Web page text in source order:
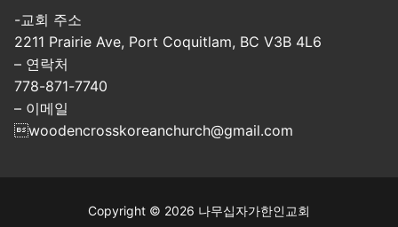
-교회 주소
2211 Prairie Ave, Port Coquitlam, BC V3B 4L6
– 연락처
778-871-7740
– 이메일
woodencrosskoreanchurch@gmail.com
Copyright © 2026 나무십자가한인교회